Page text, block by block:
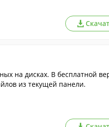
на дисках. В бесплатной
из текущей панели.